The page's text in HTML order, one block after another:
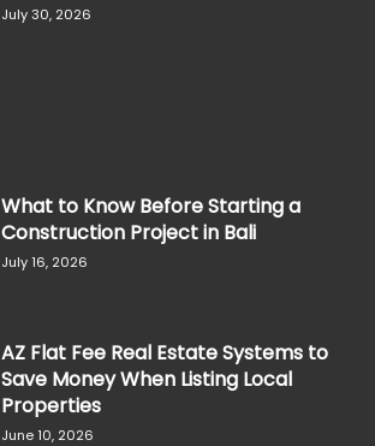
July 30, 2026
What to Know Before Starting a
Construction Project in Bali
July 16, 2026
AZ Flat Fee Real Estate Systems to
Save Money When Listing Local
Properties
June 10, 2026